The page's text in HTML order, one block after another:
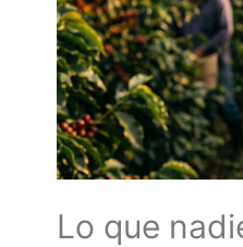
Lo que